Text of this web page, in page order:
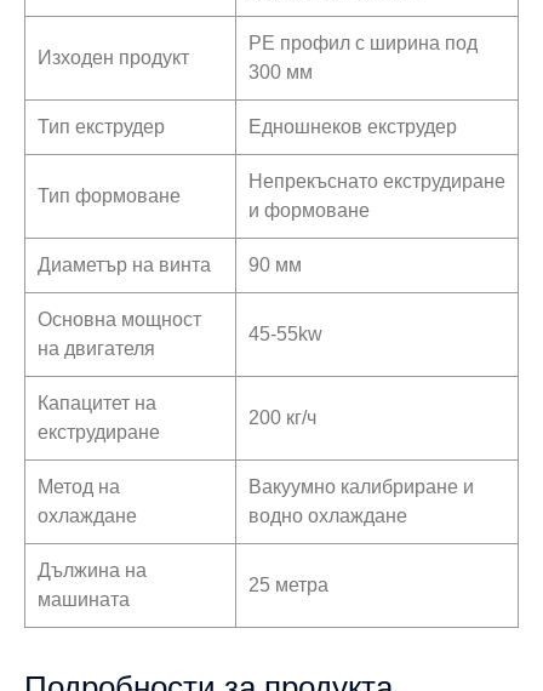
Изходен продукт
PE профил с ширина под
300 мм
Тип екструдер Едношнеков екструдер
Тип формоване
Непрекъснато екструдиране
и формоване
Диаметър на винта 90 мм
Основна мощност
на двигателя
45-55kw
Капацитет на
екструдиране
200 кг/ч
Метод на
охлаждане
Вакуумно калибриране и
водно охлаждане
Дължина на
машината
25 метра